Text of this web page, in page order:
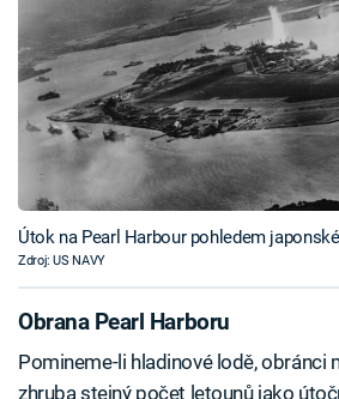
Útok na Pearl Harbour pohledem
Zdroj: US NAVY
Obrana Pearl Harboru
Pomineme-li hladinové lodě, obránci
zhruba stejný počet letounů jako